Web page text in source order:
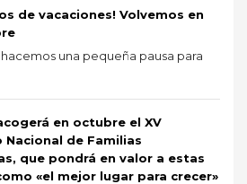
de vacaciones! Volvemos en
hacemos una pequeña pausa para
en octubre el XV
Nacional de Familias
que pondrá en valor a estas
«el mejor lugar para crecer»